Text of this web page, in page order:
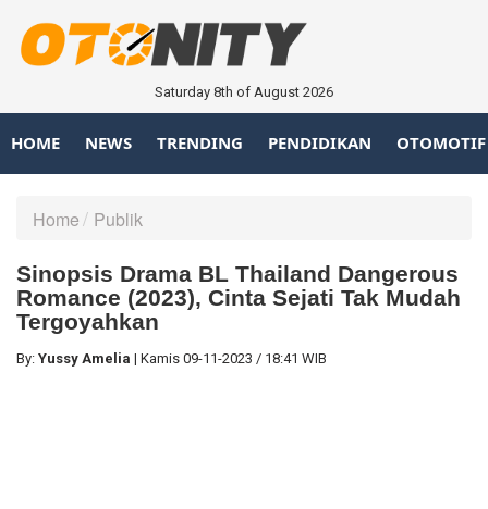
Saturday 8th of August 2026
HOME NEWS TRENDING PENDIDIKAN OTOMOTIF
Home Publik
Sinopsis Drama BL Thailand Dangerous
Romance (2023), Cinta Sejati Tak Mudah
Tergoyahkan
By: Yussy Amelia | Kamis 09-11-2023 / 18:41 WIB